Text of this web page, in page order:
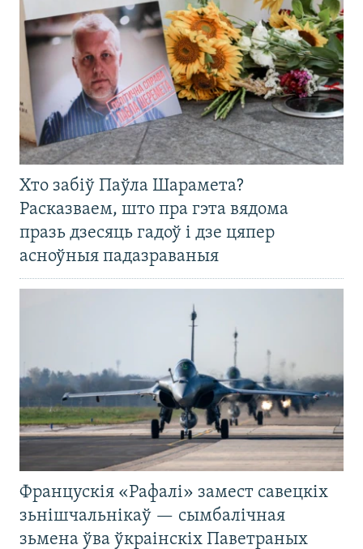
Хто забіў Паўла Шарамета?
Расказваем, што пра гэта вядома
празь дзесяць гадоў і дзе цяпер
асноўныя падазраваныя
Францускія «Рафалі» замест савецкіх
зьнішчальнікаў — сымбалічная
зьмена ўва ўкраінскіх Паветраных